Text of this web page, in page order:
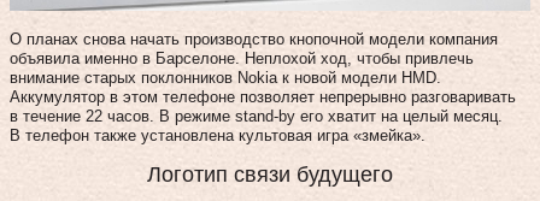
О планах снова начать производство кнопочной модели компания
объявила именно в Барселоне. Неплохой ход, чтобы привлечь
внимание старых поклонников Nokia к новой модели HMD.
Аккумулятор в этом телефоне позволяет непрерывно разговаривать
в течение 22 часов. В режиме stand-by его хватит на целый месяц.
В телефон также установлена культовая игра «змейка».
Логотип связи будущего